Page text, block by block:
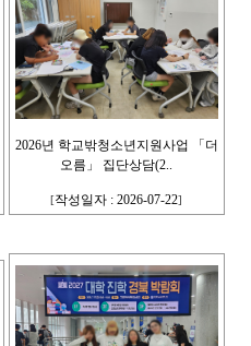
2026년 학교밖청소년지원사업 「더
오름」 집단상담(2..
[작성일자 : 2026-07-22]